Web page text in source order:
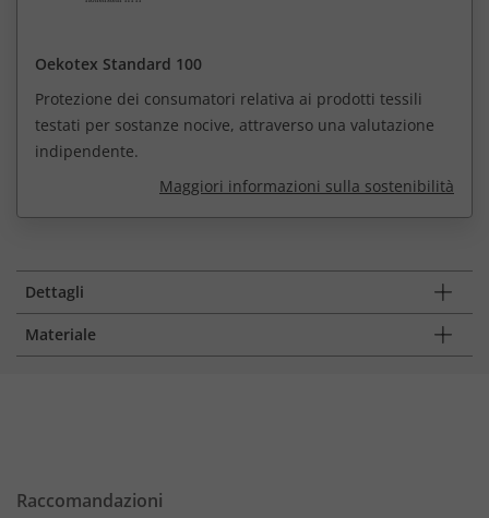
Oekotex Standard 100
Protezione dei consumatori relativa ai prodotti tessili
testati per sostanze nocive, attraverso una valutazione
indipendente.
Maggiori informazioni sulla sostenibilità
Dettagli
Materiale
Raccomandazioni